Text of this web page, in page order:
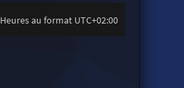
Heures au format UTC+02:00